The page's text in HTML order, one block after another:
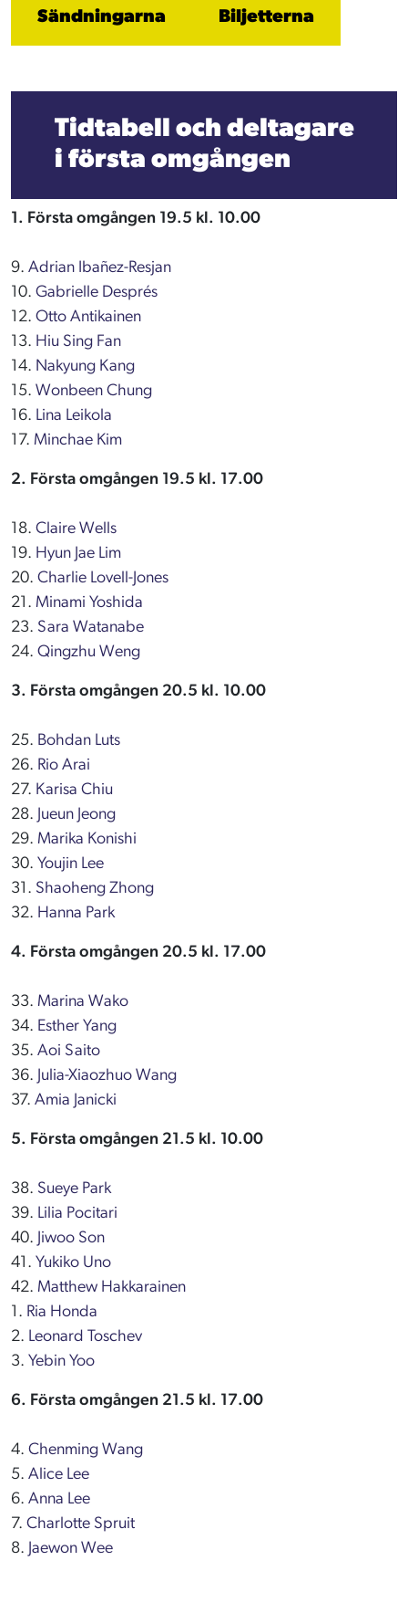
Sändningarna Biljetterna
Tidtabell och deltagare
i första omgången
1. Första omgången 19.5 kl. 10.00
9. Adrian Ibañez-Resjan
10. Gabrielle Després
12. Otto Antikainen
13. Hiu Sing Fan
14. Nakyung Kang
15. Wonbeen Chung
16. Lina Leikola
17. Minchae Kim
2. Första omgången 19.5 kl. 17.00
18. Claire Wells
19. Hyun Jae Lim
20. Charlie Lovell-Jones
21. Minami Yoshida
23. Sara Watanabe
24. Qingzhu Weng
3. Första omgången 20.5 kl. 10.00
25. Bohdan Luts
26. Rio Arai
27. Karisa Chiu
28. Jueun Jeong
29. Marika Konishi
30. Youjin Lee
31. Shaoheng Zhong
32. Hanna Park
4. Första omgången 20.5 kl. 17.00
33. Marina Wako
34. Esther Yang
35. Aoi Saito
36. Julia-Xiaozhuo Wang
37. Amia Janicki
5. Första omgången 21.5 kl. 10.00
38. Sueye Park
39. Lilia Pocitari
40. Jiwoo Son
41. Yukiko Uno
42. Matthew Hakkarainen
1. Ria Honda
2. Leonard Toschev
3. Yebin Yoo
6. Första omgången 21.5 kl. 17.00
4. Chenming Wang
5. Alice Lee
6. Anna Lee
7. Charlotte Spruit
8. Jaewon Wee